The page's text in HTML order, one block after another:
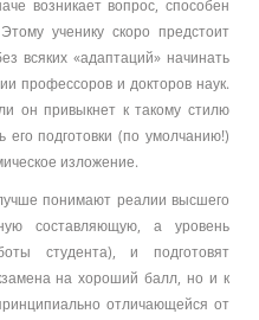
возникает вопрос, способен
ученику скоро предстоит
всяких «адаптаций» начинать
профессоров и докторов наук.
он привыкнет к такому стилю
подготовки (по умолчанию!)
изложение.
понимают реалии высшего
составляющую, а уровень
студента), и подготовят
на хороший балл, но и к
отличающейся от